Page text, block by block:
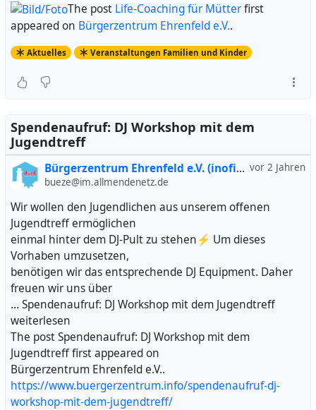
The post Life-Coaching für Mütterfirst
appeared on Bürgerzentrum Ehrenfeld e.V..
Aktuelles Veranstaltungen Familien und Kinder
Spendenaufruf: DJ Workshop mit dem
Jugendtreff
vor 2 Jahren
Bürgerzentrum Ehrenfeld e.V. (inofiziell)
bueze@im.allmendenetz.de
Wir wollen den Jugendlichen aus unserem offenen
Jugendtreff ermöglichen
einmal hinter dem DJ-Pult zu stehen⚡ Um dieses
Vorhaben umzusetzen,
benötigen wir das entsprechende DJ Equipment. Daher
freuen wir uns über
… Spendenaufruf: DJ Workshop mit dem Jugendtreff
weiterlesen
The post Spendenaufruf: DJ Workshop mit dem
Jugendtreff first appeared on
Bürgerzentrum Ehrenfeld e.V..
https://www.buergerzentrum.info/spendenaufruf-dj-
workshop-mit-dem-jugendtreff/